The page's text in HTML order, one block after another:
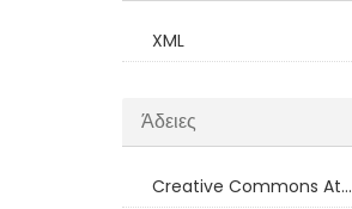
XML
Άδειες
Creative Commons At...